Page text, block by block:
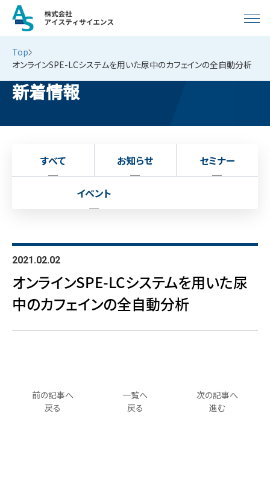
Top
オンラインSPE-LCシステムを用いた尿中のカフェインの全自動分析
新着情報
すべて お知らせ セミナー
イベント
2021.02.02
オンラインSPE-LCシステムを用いた尿
中のカフェインの全自動分析
一覧へ
戻る
前の記事へ
戻る
次の記事へ
進む